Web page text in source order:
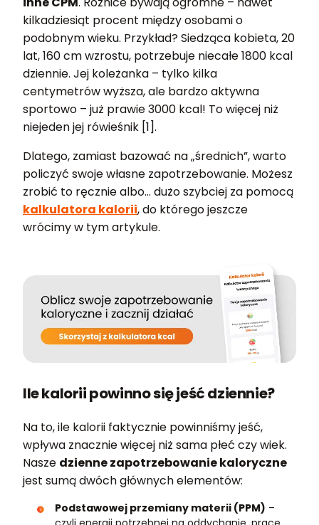
kilkadziesiąt procent między osobami o
podobnym wieku. Przykład? Siedząca kobieta, 20
lat, 160 cm wzrostu, potrzebuje niecałe 1800 kcal
dziennie. Jej koleżanka – tylko kilka
centymetrów wyższa, ale bardzo aktywna
sportowo – już prawie 3000 kcal! To więcej niż
niejeden jej rówieśnik [1].
Dlatego, zamiast bazować na „średnich”, warto
policzyć swoje własne zapotrzebowanie. Możesz
zrobić to ręcznie albo… dużo szybciej za pomocą
kalkulatora kalorii, do którego jeszcze
wrócimy w tym artykule.
Ile kalorii powinno się jeść dziennie?
Na to, ile kalorii faktycznie powinniśmy jeść,
wpływa znacznie więcej niż sama płeć czy wiek.
Nasze dzienne zapotrzebowanie kaloryczne
jest sumą dwóch głównych elementów:
Podstawowej przemiany materii (PPM) –